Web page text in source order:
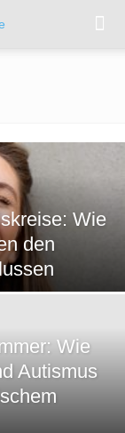
Wie
den
Wie
Autismus